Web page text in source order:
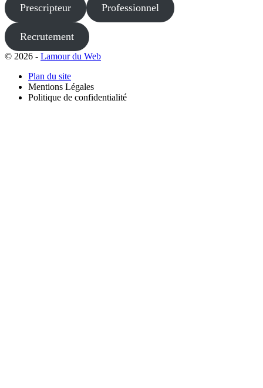
Prescripteur Professionnel
Recrutement
© 2026 - Lamour du Web
Plan du site
Mentions Légales
Politique de confidentialité